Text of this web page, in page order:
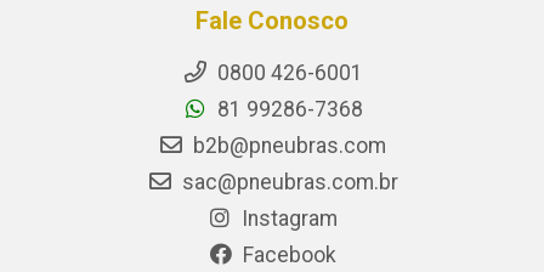
Fale Conosco
0800 426-6001
81 99286-7368
b2b@pneubras.com
sac@pneubras.com.br
Instagram
Facebook